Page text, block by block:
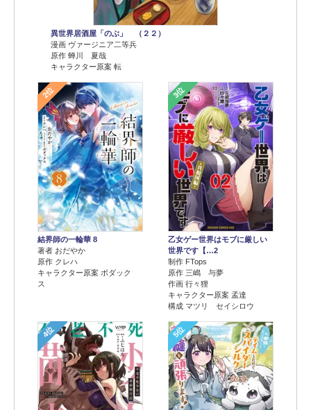
異世界居酒屋「のぶ」 （２２）
漫画 ヴァージニア二等兵
原作 蝉川 夏哉
キャラクター原案 転
2位
結界師の一輪華 8
著者 おだやか
原作 クレハ
キャラクター原案 ボダック
ス
3位
乙女ゲー世界はモブに厳しい
世界です【…2
制作 FTops
原作 三嶋 与夢
作画 行々狸
キャラクター原案 孟達
構成 マツリ セイシロウ
4位 5位